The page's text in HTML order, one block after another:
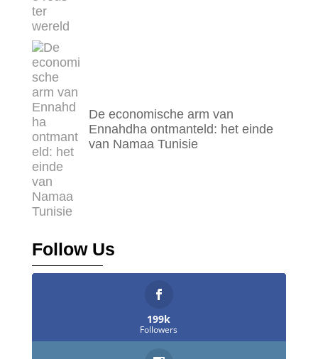
De economische arm van
Ennahdha ontmanteld: het einde
van Namaa Tunisie
Follow Us
199k
Followers